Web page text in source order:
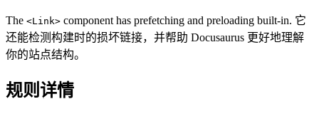
The <Link> component has prefetching and preloading built-in. 它
还能检测构建时的损坏链接，并帮助 Docusaurus 更好地理解
你的站点结构。
规则详情